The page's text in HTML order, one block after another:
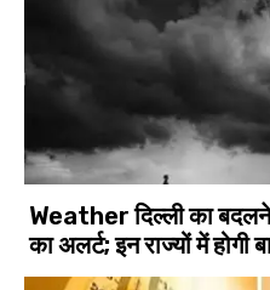
Weather दिल्ली का
का अलर्ट; इन राज्यों में होगी